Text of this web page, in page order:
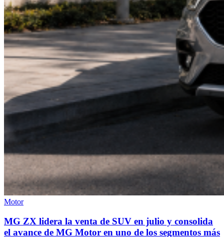
Motor
MG ZX lidera la venta de SUV en julio y consolida
el avance de MG Motor en uno de los segmentos más